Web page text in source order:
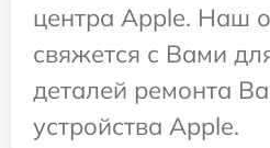
центра Apple. Наш
свяжется с Вами
деталей ремонта
устройства Apple.